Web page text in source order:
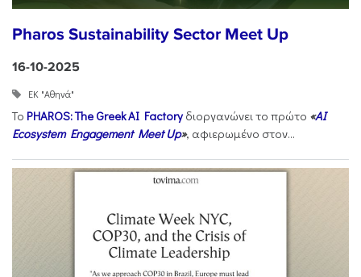
Pharos Sustainability Sector Meet Up
16-10-2025
ΕΚ "Αθηνά"
Το PHAROS: The Greek AI Factoryδιοργανώνει το πρώτο «AI
Ecosystem Engagement Meet Up», αφιερωμένο στον...